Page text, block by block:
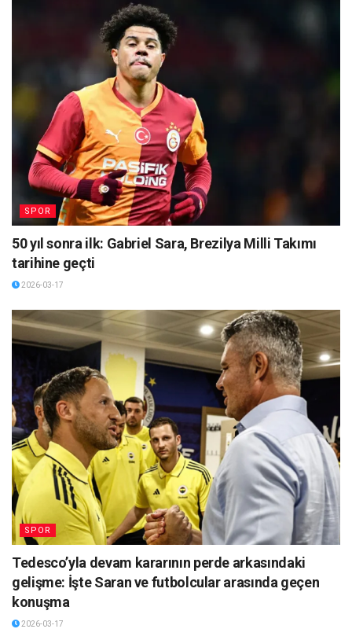
SPOR
50 yıl sonra ilk: Gabriel Sara, Brezilya Milli Takımı
tarihine geçti
2026-03-17
SPOR
Tedesco’yla devam kararının perde arkasındaki
gelişme: İşte Saran ve futbolcular arasında geçen
konuşma
2026-03-17